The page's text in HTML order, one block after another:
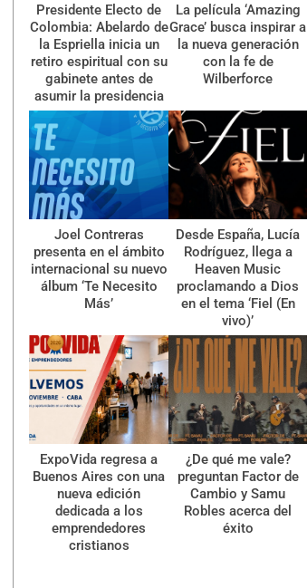
Presidente Electo de
Colombia: Abelardo de
la Espriella inicia un
retiro espiritual con su
gabinete antes de
asumir la presidencia
La película ‘Amazing
Grace’ busca inspirar a
la nueva generación
con la fe de
Wilberforce
Joel Contreras
presenta en el ámbito
internacional su nuevo
álbum ‘Te Necesito
Más’
Desde España, Lucía
Rodríguez, llega a
Heaven Music
proclamando a Dios
en el tema ‘Fiel (En
vivo)’
ExpoVida regresa a
Buenos Aires con una
nueva edición
dedicada a los
emprendedores
cristianos
¿De qué me vale?
preguntan Factor de
Cambio y Samu
Robles acerca del
éxito